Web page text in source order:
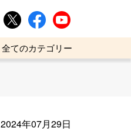
2024年07月29日